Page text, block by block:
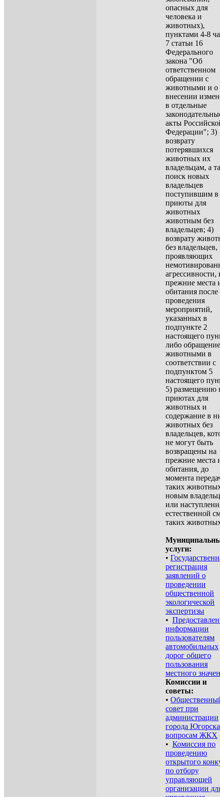
опасных для
человека и
животных),
пунктами 4-8
7 статьи 16
Федерального
закона "Об
ответственном
обращении с
животными и о
внесении
в отдельные
акты
Федерации"; 3)
возврату
потерявшихся
животных их
владельцам, а
поиск новых
владельцев
поступившим в
приюты для
животных
животным без
владельцев; 4)
возврату
без владельцев,
проявляющих
агрессивности,
прежние места
обитания после
проведения
мероприятий,
указанных в
подпункте 2
настоящего
либо
животными в
соответствии с
подпунктом 5
настоящего
5) размещению
приютах для
животных и
содержание в
животных без
владельцев,
не могут быть
возвращены на
прежние места
обитания, до
момента
таких
новым
или
естественной
таких
услуги:
•
регистрация
заявлений о
проведении
общественной
экологической
экспертизы
•
информации
пользователям
автомобильных
дорог общего
пользования
местного
Комиссии и
советы:
•
совет при
администрации
города
вопросам ЖКХ
• Комиссия по
проведению
открытого
по отбору
управляющей
организации